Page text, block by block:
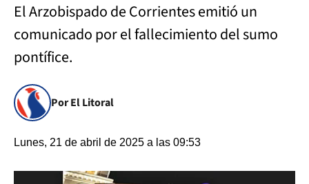
El Arzobispado de Corrientes emitió un
comunicado por el fallecimiento del sumo
pontífice.
Por El Litoral
Lunes, 21 de abril de 2025 a las 09:53